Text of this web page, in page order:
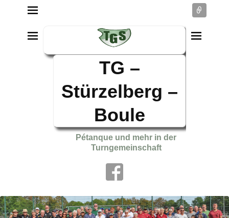
TG –
Stürzelberg –
Boule
Pétanque und mehr in der
Turngemeinschaft